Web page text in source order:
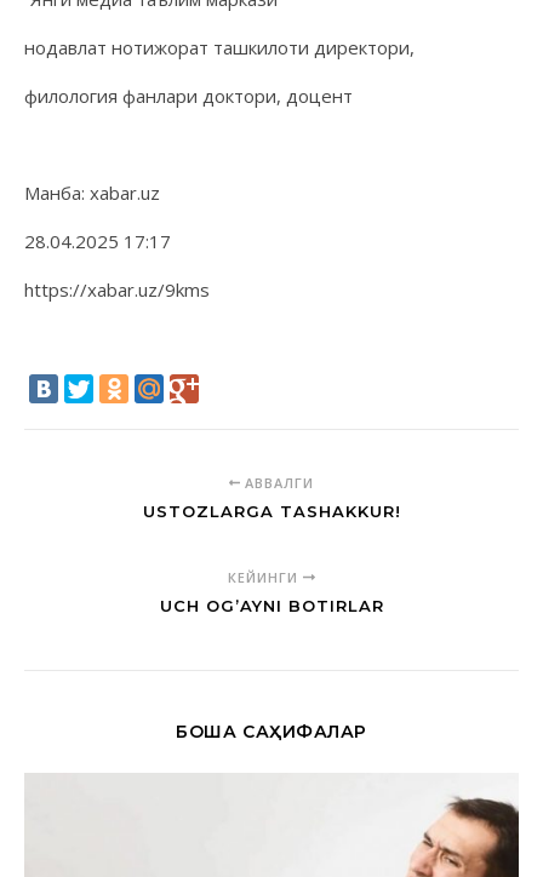
нодавлат нотижорат ташкилоти директори,
филология фанлари доктори, доцент
Манба: xabar.uz
28.04.2025 17:17
https://xabar.uz/9kms
АВВАЛГИ
USTOZLARGA TASHAKKUR!
КЕЙИНГИ
UCH OG’AYNI BOTIRLAR
БОШҚА САҲИФАЛАР